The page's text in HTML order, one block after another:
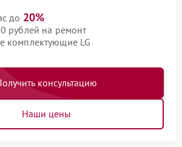
до 20%
рублей на ремонт
комплектующие LG
консультацию
Наши цены